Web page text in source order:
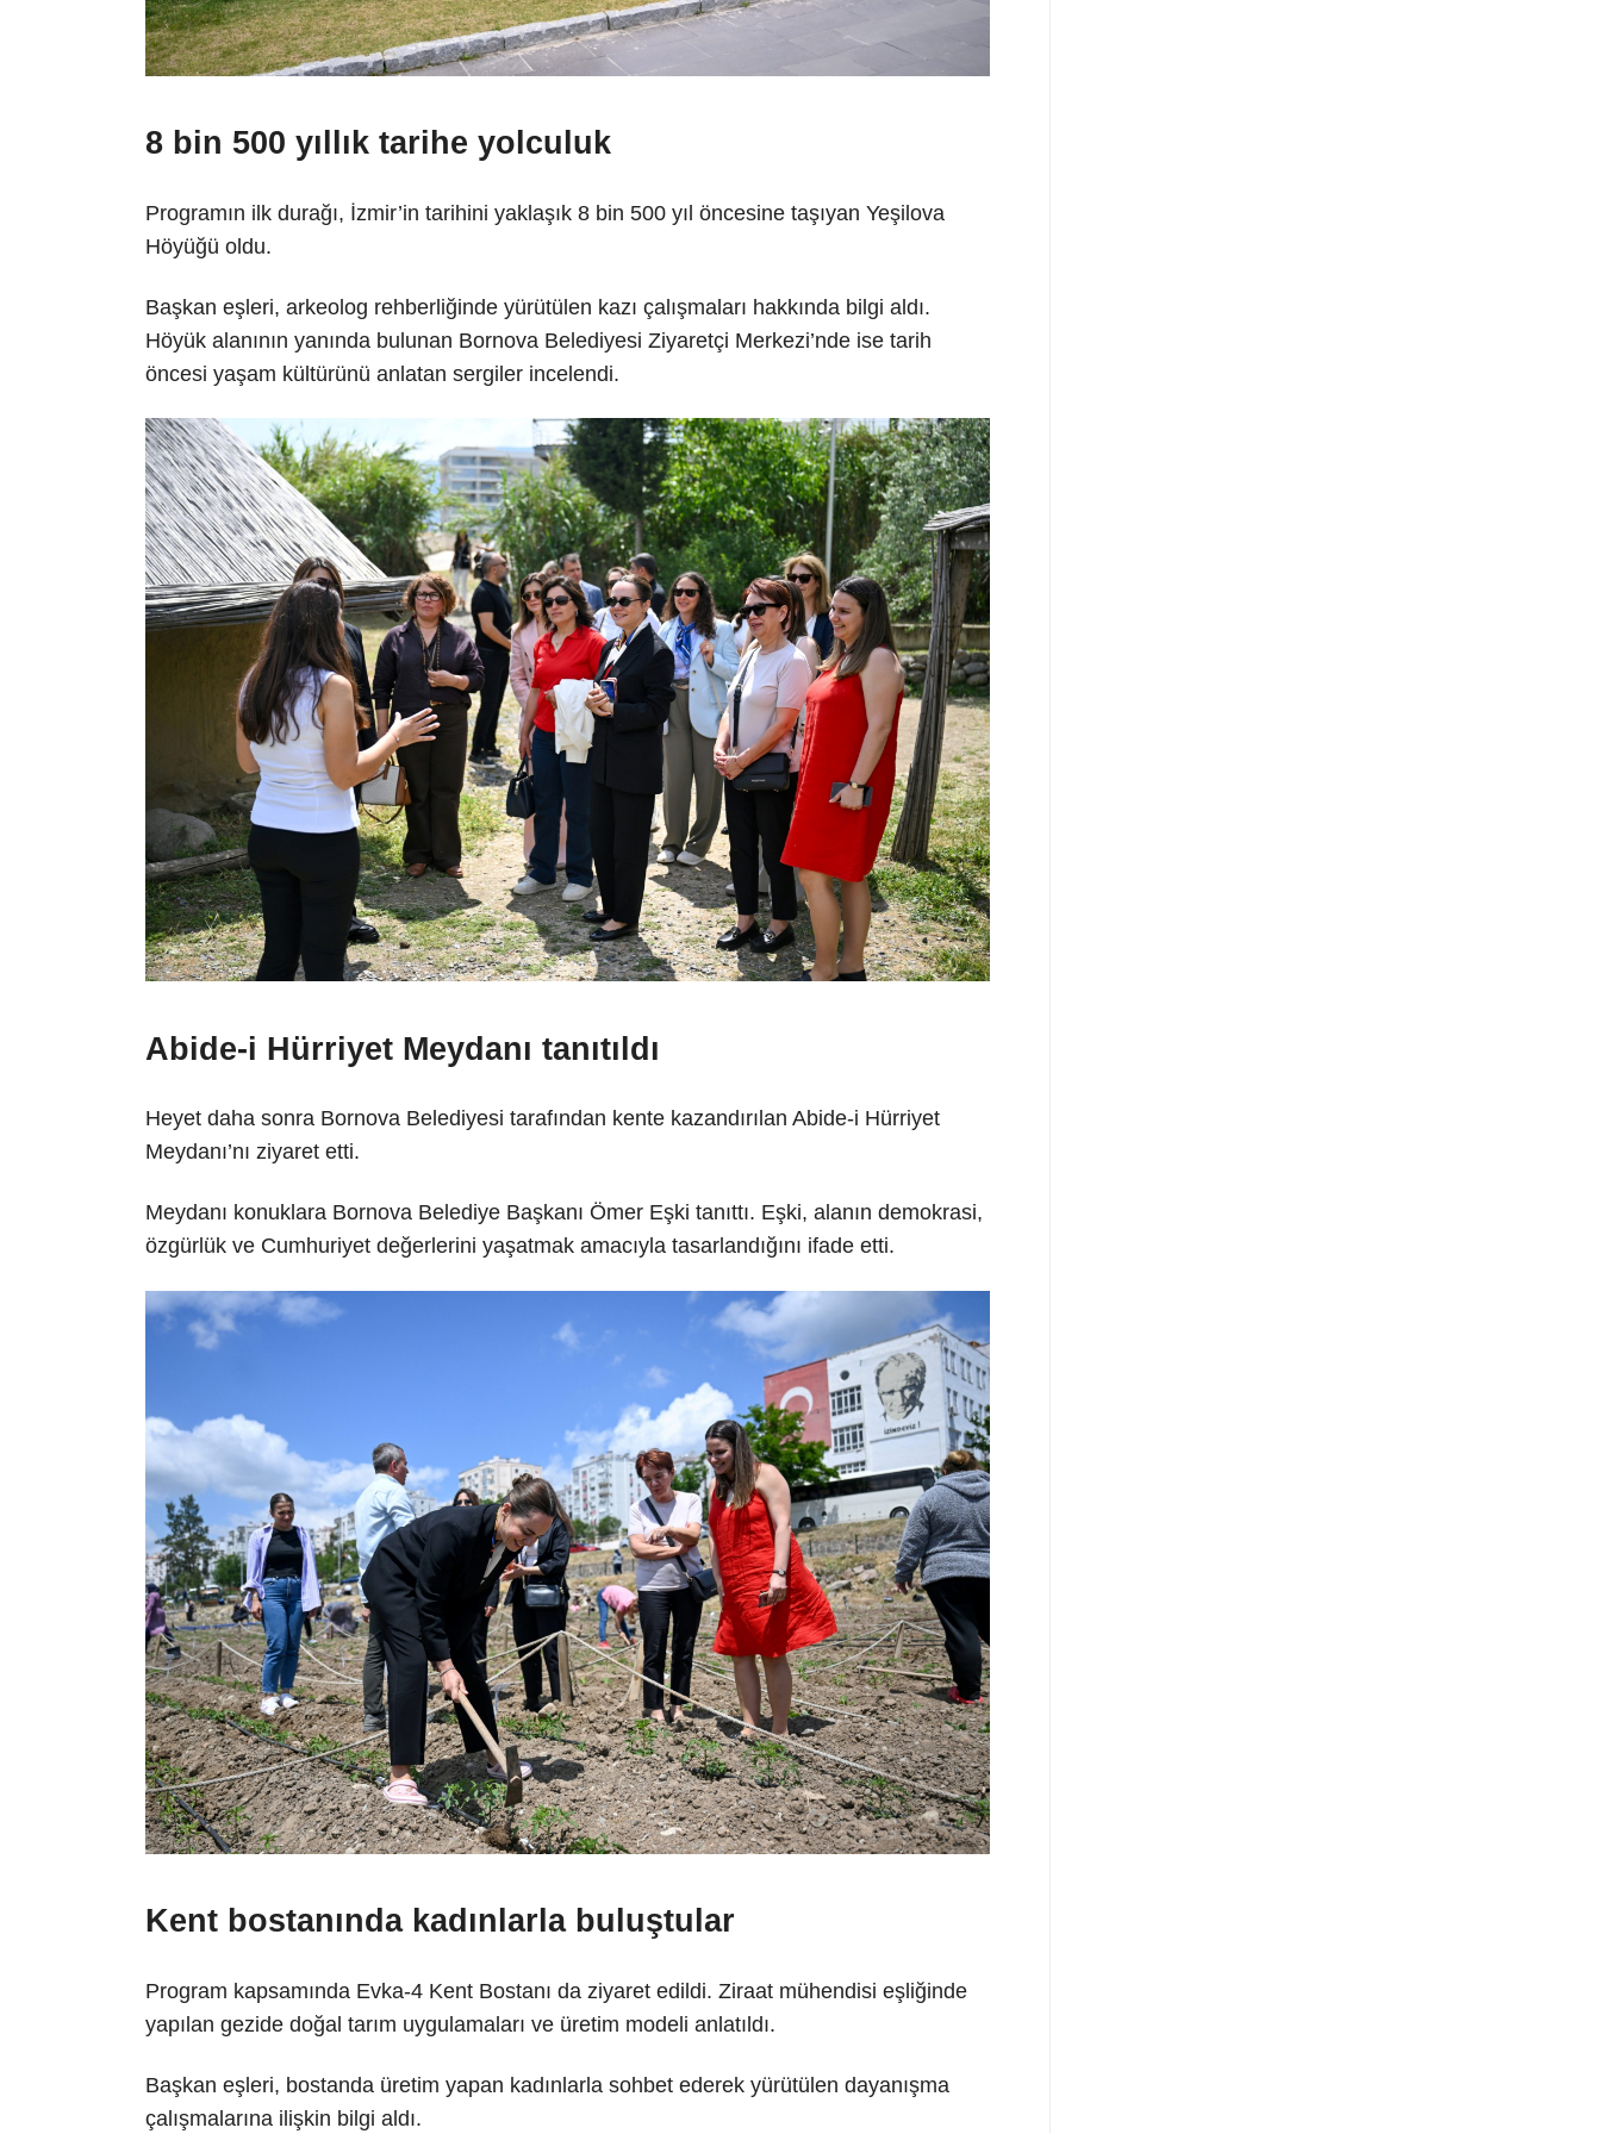
8 bin 500 yıllık tarihe yolculuk
Programın ilk durağı, İzmir’in tarihini yaklaşık 8 bin 500 yıl öncesine taşıyan Yeşilova
Höyüğü oldu.
Başkan eşleri, arkeolog rehberliğinde yürütülen kazı çalışmaları hakkında bilgi aldı.
Höyük alanının yanında bulunan Bornova Belediyesi Ziyaretçi Merkezi’nde ise tarih
öncesi yaşam kültürünü anlatan sergiler incelendi.
Abide-i Hürriyet Meydanı tanıtıldı
Heyet daha sonra Bornova Belediyesi tarafından kente kazandırılan Abide-i Hürriyet
Meydanı’nı ziyaret etti.
Meydanı konuklara Bornova Belediye Başkanı Ömer Eşki tanıttı. Eşki, alanın demokrasi,
özgürlük ve Cumhuriyet değerlerini yaşatmak amacıyla tasarlandığını ifade etti.
Kent bostanında kadınlarla buluştular
Program kapsamında Evka-4 Kent Bostanı da ziyaret edildi. Ziraat mühendisi eşliğinde
yapılan gezide doğal tarım uygulamaları ve üretim modeli anlatıldı.
Başkan eşleri, bostanda üretim yapan kadınlarla sohbet ederek yürütülen dayanışma
çalışmalarına ilişkin bilgi aldı.